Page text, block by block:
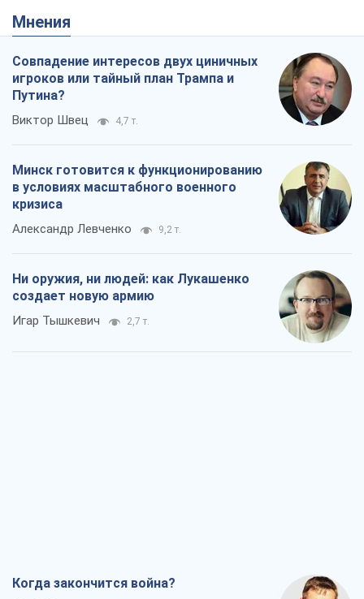
Мнения
Совпадение интересов двух циничных
игроков или тайный план Трампа и
Путина?
Виктор Швец 4,7 т.
Минск готовится к функционированию
в условиях масштабного военного
кризиса
Александр Левченко 9,2 т.
Ни оружия, ни людей: как Лукашенко
создает новую армию
Игар Тышкевич 2,7 т.
Когда закончится война?